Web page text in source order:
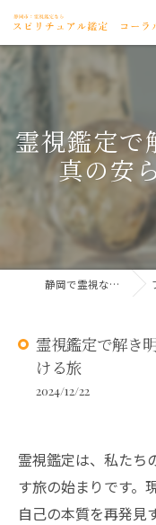
霊視鑑定で
真の安
静岡で霊視ならコーラルサンゴ
霊視鑑定で解き
ける旅
2024/12/22
霊視鑑定は、私たち
す旅の始まりです。
自己の本質を再発見